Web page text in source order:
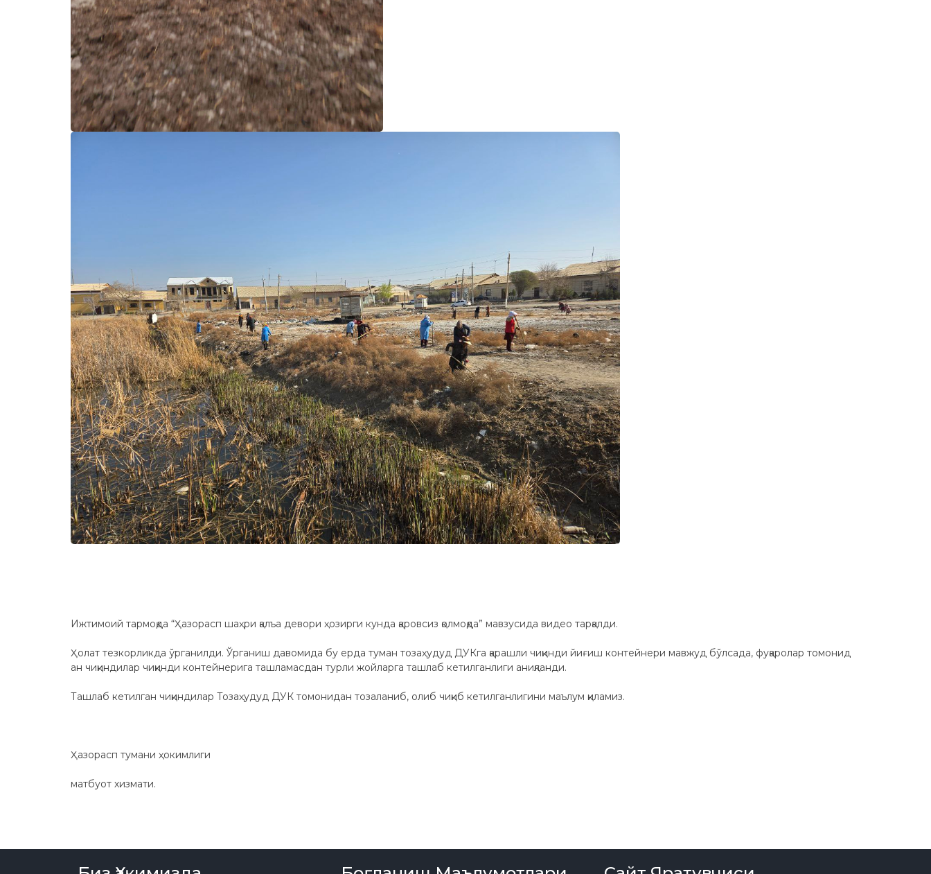
Ижтимоий тармоқда “Ҳазорасп шаҳри қалъа девори ҳозирги кунда қаровсиз қолмоқда” мавзусида видео тарқалди.
Ҳолат тезкорликда ўрганилди. Ўрганиш давомида бу ерда туман тозаҳудуд ДУКга қарашли чиқинди йиғиш контейнери мавжуд бўлсада, фуқаролар томонид
ан чиқиндилар чиқинди контейнерига ташламасдан турли жойларга ташлаб кетилганлиги аниқланди.
Ташлаб кетилган чиқиндилар Тозаҳудуд ДУК томонидан тозаланиб, олиб чиқиб кетилганлигини маълум қиламиз.
Ҳазорасп тумани ҳокимлиги
матбуот хизмати.